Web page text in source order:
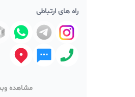
راه های ارتباطی
مشاهده